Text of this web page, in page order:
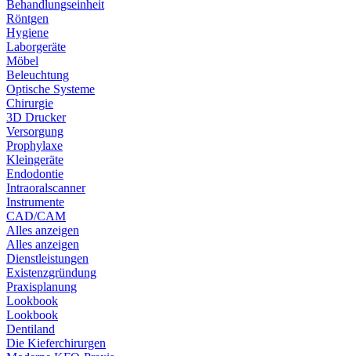
Behandlungseinheit
Röntgen
Hygiene
Laborgeräte
Möbel
Beleuchtung
Optische Systeme
Chirurgie
3D Drucker
Versorgung
Prophylaxe
Kleingeräte
Endodontie
Intraoralscanner
Instrumente
CAD/CAM
Alles anzeigen
Alles anzeigen
Dienstleistungen
Existenzgründung
Praxisplanung
Lookbook
Lookbook
Dentiland
Die Kieferchirurgen